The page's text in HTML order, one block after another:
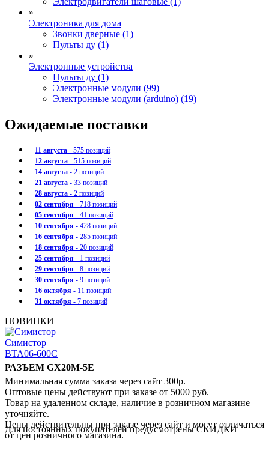
»
Электроника для дома
Звонки дверные (1)
Пульты ду (1)
»
Электронные устройства
Пульты ду (1)
Электронные модули (99)
Электронные модули (arduino) (19)
Ожидаемые поставки
11 августа - 575 позиций
12 августа - 515 позиций
14 августа - 2 позиций
21 августа - 33 позиций
28 августа - 2 позиций
02 сентября - 718 позиций
05 сентября - 41 позиций
10 сентября - 428 позиций
16 сентября - 285 позиций
18 сентября - 20 позиций
25 сентября - 1 позиций
29 сентября - 8 позиций
30 сентября - 9 позиций
16 октября - 11 позиций
31 октября - 7 позиций
НОВИНКИ
Симистор
BTA06-600C
РАЗЪЕМ GX20M-5E
Минимальная сумма заказа через сайт 300р.
Оптовые цены действуют при заказе от 5000 руб.
Товар на удаленном складе, наличие в розничном магазине
уточняйте.
Цены действительны при заказе через сайт и могут отличаться
от цен розничного магазина.
Для постоянных покупателей предусмотрены СКИДКИ